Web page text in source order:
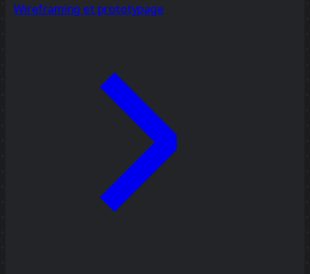
Wireframing et prototypage